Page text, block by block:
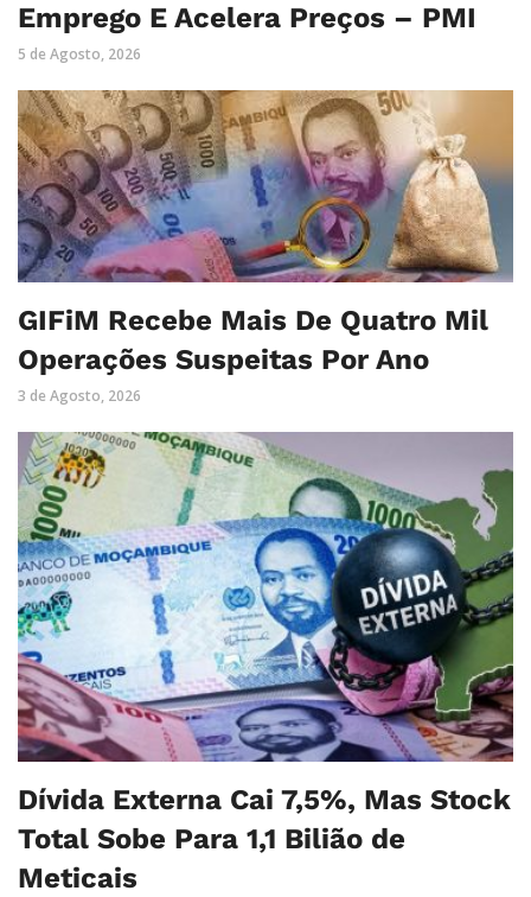
Emprego E Acelera Preços – PMI
5 de Agosto, 2026
GIFiM Recebe Mais De Quatro Mil
Operações Suspeitas Por Ano
3 de Agosto, 2026
Dívida Externa Cai 7,5%, Mas Stock
Total Sobe Para 1,1 Bilião de
Meticais